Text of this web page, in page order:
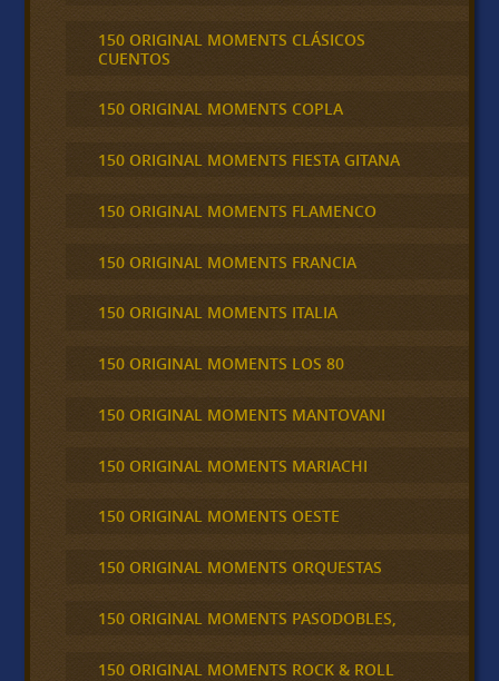
150 ORIGINAL MOMENTS CLÁSICOS
CUENTOS
150 ORIGINAL MOMENTS COPLA
150 ORIGINAL MOMENTS FIESTA GITANA
150 ORIGINAL MOMENTS FLAMENCO
150 ORIGINAL MOMENTS FRANCIA
150 ORIGINAL MOMENTS ITALIA
150 ORIGINAL MOMENTS LOS 80
150 ORIGINAL MOMENTS MANTOVANI
150 ORIGINAL MOMENTS MARIACHI
150 ORIGINAL MOMENTS OESTE
150 ORIGINAL MOMENTS ORQUESTAS
150 ORIGINAL MOMENTS PASODOBLES,
150 ORIGINAL MOMENTS ROCK & ROLL